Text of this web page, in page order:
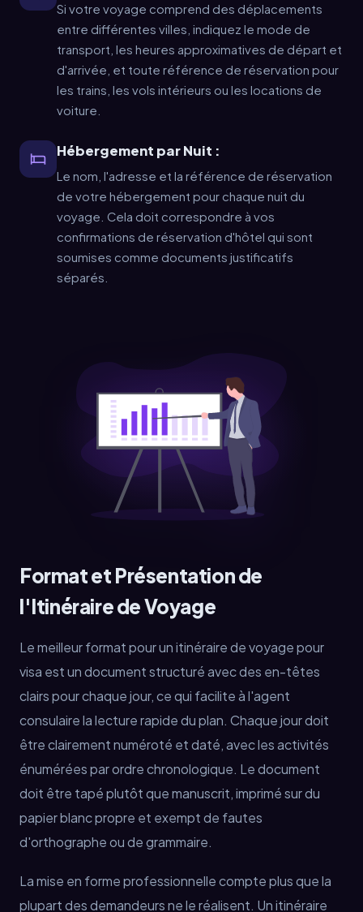
Si votre voyage comprend des déplacements
entre différentes villes, indiquez le mode de
transport, les heures approximatives de départ et
d'arrivée, et toute référence de réservation pour
les trains, les vols intérieurs ou les locations de
voiture.
Hébergement par Nuit :
Le nom, l'adresse et la référence de réservation
de votre hébergement pour chaque nuit du
voyage. Cela doit correspondre à vos
confirmations de réservation d'hôtel qui sont
soumises comme documents justificatifs
séparés.
Format et Présentation de
l'Itinéraire de Voyage
Le meilleur format pour un itinéraire de voyage pour
visa est un document structuré avec des en-têtes
clairs pour chaque jour, ce qui facilite à l'agent
consulaire la lecture rapide du plan. Chaque jour doit
être clairement numéroté et daté, avec les activités
énumérées par ordre chronologique. Le document
doit être tapé plutôt que manuscrit, imprimé sur du
papier blanc propre et exempt de fautes
d'orthographe ou de grammaire.
La mise en forme professionnelle compte plus que la
plupart des demandeurs ne le réalisent. Un itinéraire